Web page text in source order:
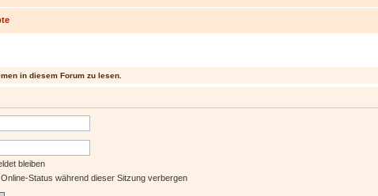
in diesem Forum zu lesen.
bleiben
Online-Status während dieser Sitzung verbergen